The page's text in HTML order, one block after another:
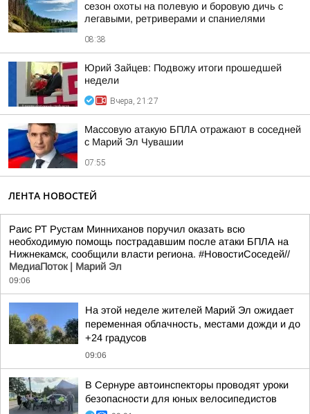
сезон охоты на полевую и боровую дичь с
легавыми, ретриверами и спаниелями
08:38
Юрий Зайцев: Подвожу итоги прошедшей
недели
Вчера, 21:27
Массовую атакую БПЛА отражают в соседней
с Марий Эл Чувашии
07:55
ЛЕНТА НОВОСТЕЙ
Раис РТ Рустам Минниханов поручил оказать всю
необходимую помощь пострадавшим после атаки БПЛА на
Нижнекамск, сообщили власти региона. #НовостиСоседей//
МедиаПоток | Марий Эл
09:06
На этой неделе жителей Марий Эл ожидает
переменная облачность, местами дожди и до
+24 градусов
09:06
В Сернуре автоинспекторы проводят уроки
безопасности для юных велосипедистов